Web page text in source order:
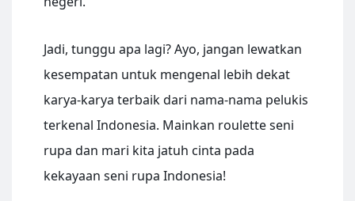
Jadi, tunggu apa lagi? Ayo, jangan lewatkan
kesempatan untuk mengenal lebih dekat
karya-karya terbaik dari nama-nama pelukis
terkenal Indonesia. Mainkan roulette seni
rupa dan mari kita jatuh cinta pada
kekayaan seni rupa Indonesia!